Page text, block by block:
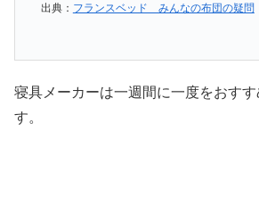
出典： フランスベッド みんなの布団の疑問
寝具メーカーは一週間に一度をおす
す。